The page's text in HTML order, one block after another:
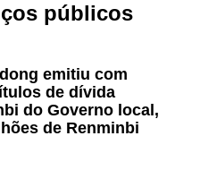
públicos
emitiu com
de dívida
do Governo local,
de Renminbi